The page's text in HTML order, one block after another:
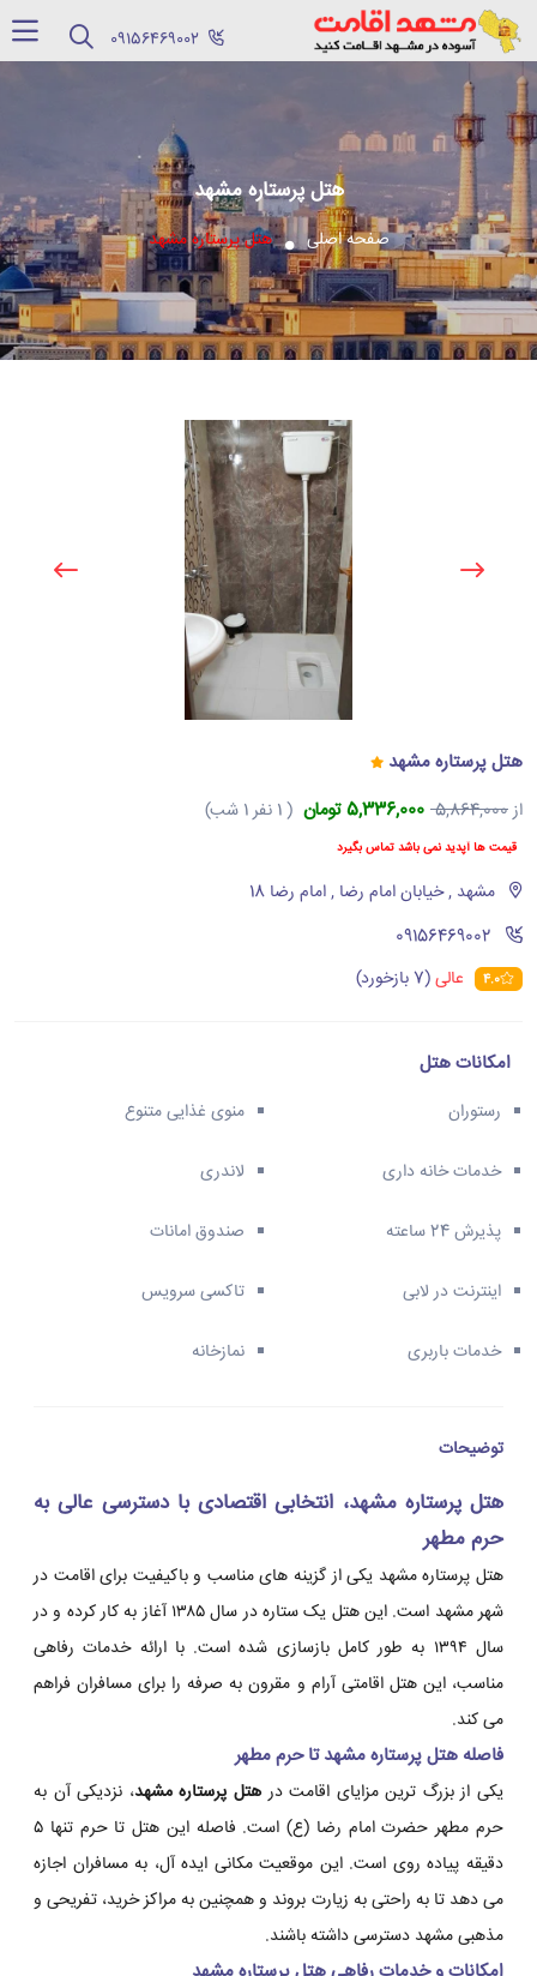
هتل پرستاره مشهد
صفحه اصلی هتل پرستاره مشهد
هتل پرستاره مشهد
از5,864,000 5,336,000 تومان ( 1 نفر 1 شب)
قیمت ها آپدید نمی باشد تماس بگیرد
مشهد , خیابان امام رضا , امام رضا 18
‪09156469002‬
4.0 عالی(7 بازخورد)
امکانات هتل
رستوران منوی غذایی متنوع
خدمات خانه داری لاندری
پذیرش 24 ساعته صندوق امانات
اینترنت در لابی تاکسی سرویس
خدمات باربری نمازخانه
توضیحات
هتل پرستاره مشهد، انتخابی اقتصادی با دسترسی عالی به
حرم مطهر
هتل پرستاره مشهد یکی از گزینه های مناسب و باکیفیت برای اقامت در
شهر مشهد است. این هتل یک ستاره در سال ۱۳۸۵ آغاز به کار کرده و در
سال ۱۳۹۴ به طور کامل بازسازی شده است. با ارائه خدمات رفاهی
مناسب، این هتل اقامتی آرام و مقرون به صرفه را برای مسافران فراهم
می کند.
فاصله هتل پرستاره مشهد تا حرم مطهر
یکی از بزرگ ترین مزایای اقامت درهتل پرستاره مشهد، نزدیکی آن به
حرم مطهر حضرت امام رضا (ع) است. فاصله این هتل تا حرم تنها ۵
دقیقه پیاده روی است. این موقعیت مکانی ایده آل، به مسافران اجازه
می دهد تا به راحتی به زیارت بروند و همچنین به مراکز خرید، تفریحی و
مذهبی مشهد دسترسی داشته باشند.